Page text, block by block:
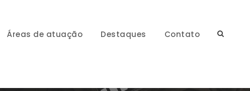
Áreas de atuação Destaques Contato